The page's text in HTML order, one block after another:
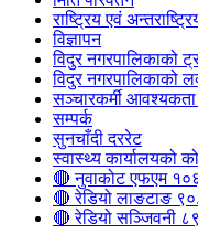
राष्ट्रिय एवं
विज्ञापन
विदुर नगरपालिकाको
विदुर नगरपालिकाको
सञ्चारकर्मी
सम्पर्क
सुनचाँदी दररेट
स्वास्थ्य कार्यालयको
🔴 नुवाकोट एफएम
🔴 रेडियो लाङटाङ
🔴 रेडियो सञ्जिवनी